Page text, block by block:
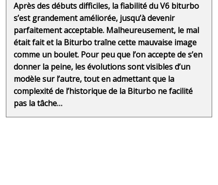
Après des débuts difficiles, la fiabilité du V6 biturbo
s’est grandement améliorée, jusqu’à devenir
parfaitement acceptable. Malheureusement, le mal
était fait et la Biturbo traîne cette mauvaise image
comme un boulet. Pour peu que l’on accepte de s’en
donner la peine, les évolutions sont visibles d’un
modèle sur l’autre, tout en admettant que la
complexité de l’historique de la Biturbo ne facilité
pas la tâche…